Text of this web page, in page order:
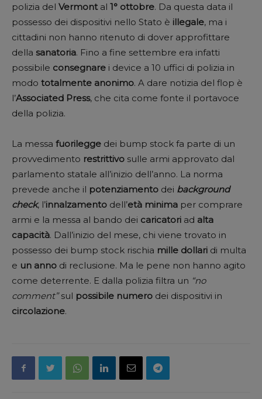
polizia del Vermontal 1° ottobre. Da questa data il
possesso dei dispositivi nello Stato è illegale, ma i
cittadini non hanno ritenuto di dover approfittare
della sanatoria. Fino a fine settembre era infatti
possibile consegnare i device a 10 uffici di polizia in
modo totalmente anonimo. A dare notizia del flop è
l’Associated Press, che cita come fonte il portavoce
della polizia.
La messa fuorilegge dei bump stock fa parte di un
provvedimento restrittivo sulle armi approvato dal
parlamento statale all’inizio dell’anno. La norma
prevede anche il potenziamento dei background
check, l’innalzamento dell’età minima per comprare
armi e la messa al bando dei caricatori ad alta
capacità. Dall’inizio del mese, chi viene trovato in
possesso dei bump stock rischia mille dollari di multa
e un anno di reclusione. Ma le pene non hanno agito
come deterrente. E dalla polizia filtra un “no
comment”sul possibile numero dei dispositivi in
circolazione.